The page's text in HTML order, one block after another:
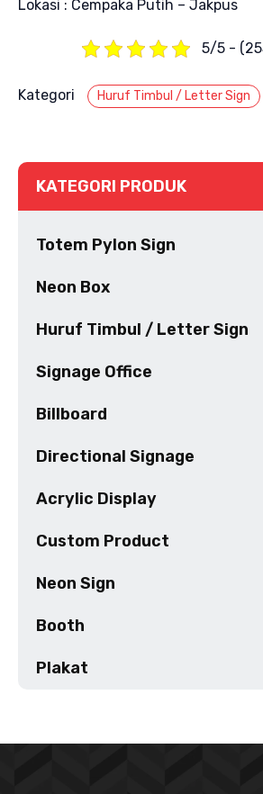
Lokasi : Cempaka Putih – Jakpus
5/5 -
Kategori Huruf Timbul / Letter Sign
KATEGORI PRODUK
Totem Pylon Sign
Neon Box
Huruf Timbul / Letter Sign
Signage Office
Billboard
Directional Signage
Acrylic Display
Custom Product
Neon Sign
Booth
Plakat